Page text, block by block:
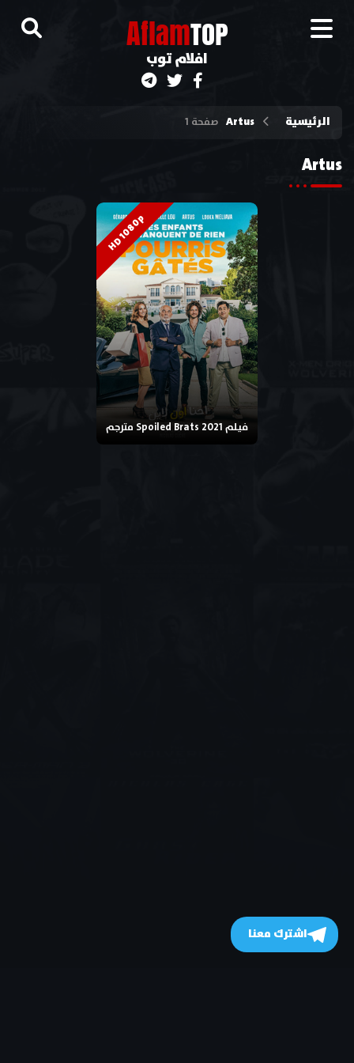
AflamTOP
افلام توب
الرئيسية Artus صفحة 1
Artus
HD 1080p
فيلم Spoiled Brats 2021 مترجم
اشترك معنا